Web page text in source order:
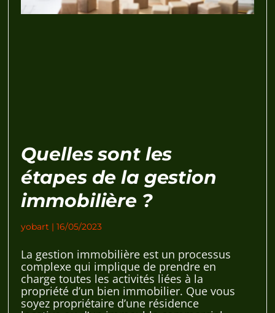
Quelles sont les
étapes de la gestion
immobilière ?
yobart 16/05/2023
La gestion immobilière est un processus
complexe qui implique de prendre en
charge toutes les activités liées à la
propriété d’un bien immobilier. Que vous
soyez propriétaire d’une résidence